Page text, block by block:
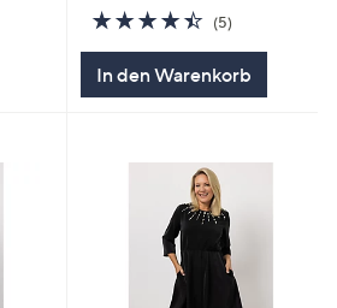
4.4
von
(5)5
In den Warenkorb